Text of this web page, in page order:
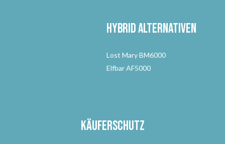
Hybrid Alternativen
Lost Mary BM6000
Elfbar AF5000
Käuferschutz